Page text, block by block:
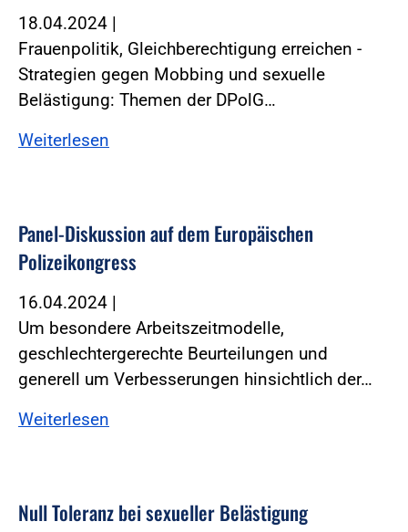
18.04.2024 |
Frauenpolitik, Gleichberechtigung erreichen -
Strategien gegen Mobbing und sexuelle
Belästigung: Themen der DPolG…
Weiterlesen
Panel-Diskussion auf dem Europäischen
Polizeikongress
16.04.2024 |
Um besondere Arbeitszeitmodelle,
geschlechtergerechte Beurteilungen und
generell um Verbesserungen hinsichtlich der…
Weiterlesen
Null Toleranz bei sexueller Belästigung